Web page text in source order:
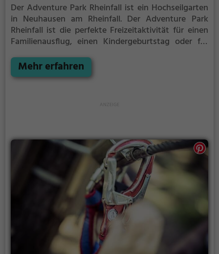
Der Adventure Park Rheinfall ist ein Hochseilgarten
in Neuhausen am Rheinfall. Der Adventure Park
Rheinfall ist die perfekte Freizeitaktivität für einen
Familienausflug, einen Kindergeburtstag oder für
mehrere Meter über dem Erdboden erwartet dich
eine Welt voller Abenteuer und Erlebnis. Der
Mehr erfahren